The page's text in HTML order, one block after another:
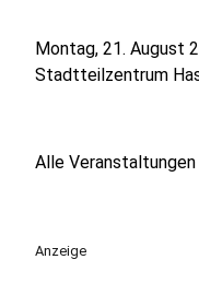
Montag, 21. August
Stadtteilzentrum
Alle Veranstaltungen
Anzeige